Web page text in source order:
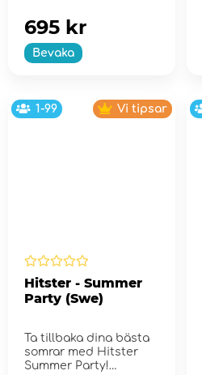
Bevaka
695 kr
1-99 Vi tipsar
Hitster - Summer
Party (Swe)
Ta tillbaka dina bästa
somrar med Hitster
Summer Party!